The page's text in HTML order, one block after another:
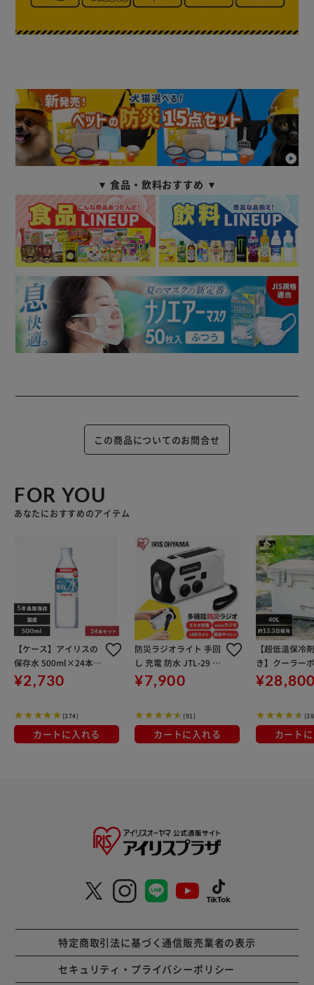
▼ 食品・飲料おすすめ ▼
この商品についてのお問合せ
FOR YOU
あなたにおすすめのアイテム
【ケース】アイリスの
保存水 500ml×24本
備蓄水
¥2,730
(374)
カートに入れる
防災ラジオライト 手回
し 充電 防水 JTL-29 ホ
ワイト
¥7,900
(91)
カートに入れる
【超低温保冷
き】クーラー
HUGEL 40L
保冷 6面真空
ワイトアッシュ
カート
特定商取引法に基づく通信販売業者の表示
セキュリティ・プライバシーポリシー